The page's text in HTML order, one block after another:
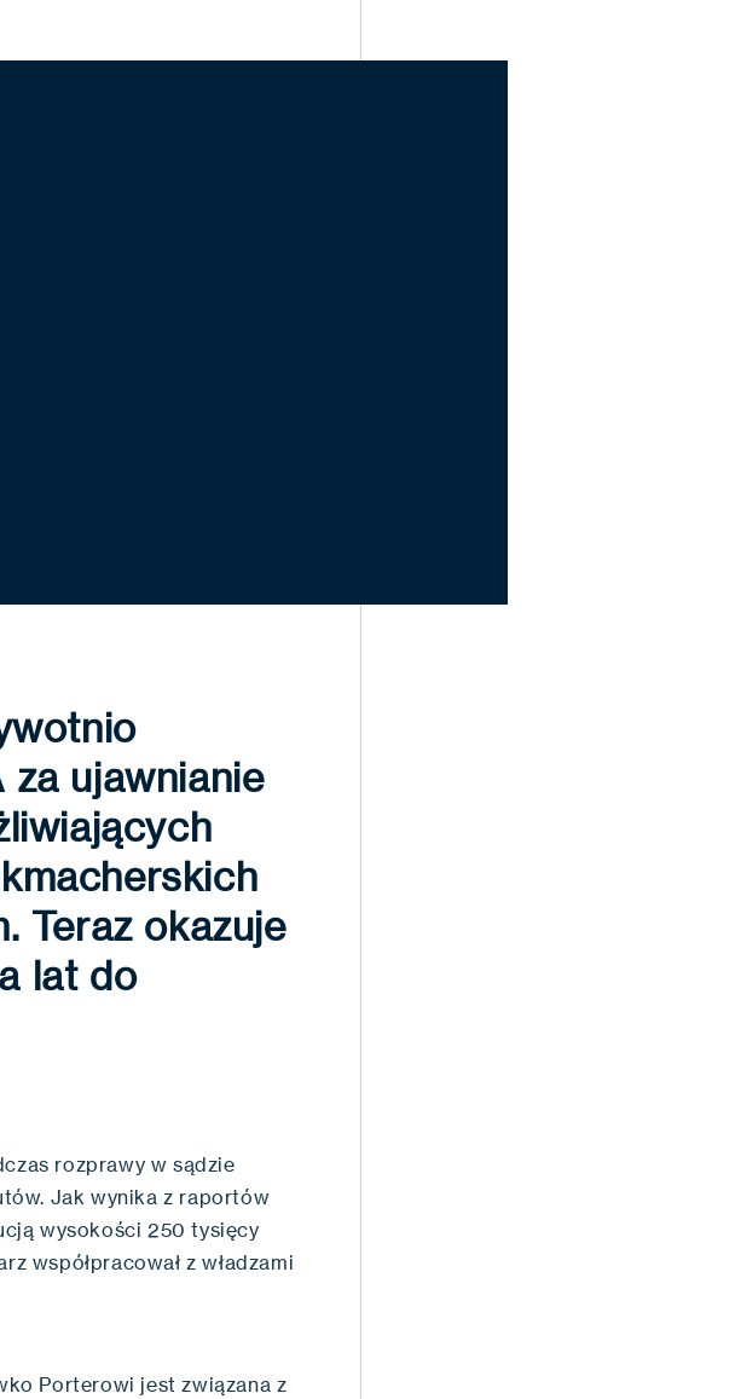
ujawnianie
Teraz okazuje
lat do
rozprawy w sądzie
Jak wynika z raportów
wysokości 250 tysięcy
współpracował z władzami
Porterowi jest związana z